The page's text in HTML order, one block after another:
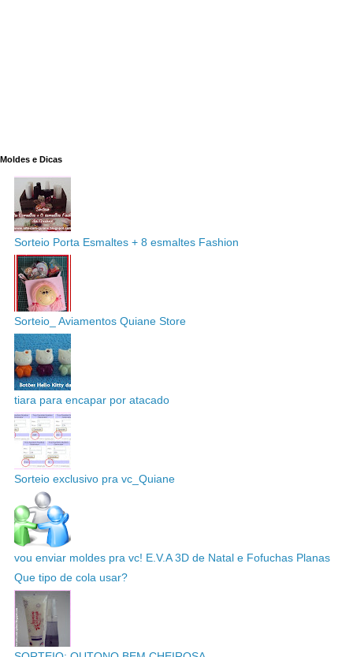
Moldes e Dicas
Sorteio Porta Esmaltes + 8 esmaltes Fashion
Sorteio_ Aviamentos Quiane Store
tiara para encapar por atacado
Sorteio exclusivo pra vc_Quiane
vou enviar moldes pra vc! E.V.A 3D de Natal e Fofuchas Planas
Que tipo de cola usar?